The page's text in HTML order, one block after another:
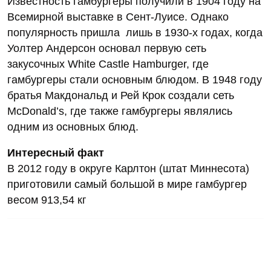
Всемирной выставке в Сент-Луисе. Однако
популярность пришла лишь в 1930-х годах, когда
Уолтер Андерсон основал первую сеть
закусочных White Castle Hamburger, где
гамбургеры стали основным блюдом. В 1948 году
братья Макдональд и Рей Крок создали сеть
McDonald’s, где также гамбургеры являлись
одним из основных блюд.
Интересный факт
В 2012 году в округе Карлтон (штат Миннесота)
приготовили самый большой в мире гамбургер
весом 913,54 кг